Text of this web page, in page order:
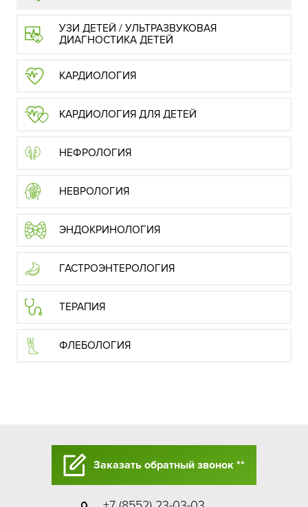
УЗИ ДЕТЕЙ / УЛЬТРАЗВУКОВАЯ
ДИАГНОСТИКА ДЕТЕЙ
КАРДИОЛОГИЯ
КАРДИОЛОГИЯ ДЛЯ ДЕТЕЙ
НЕФРОЛОГИЯ
НЕВРОЛОГИЯ
ЭНДОКРИНОЛОГИЯ
ГАСТРОЭНТЕРОЛОГИЯ
ТЕРАПИЯ
ФЛЕБОЛОГИЯ
Заказать обратный звонок **